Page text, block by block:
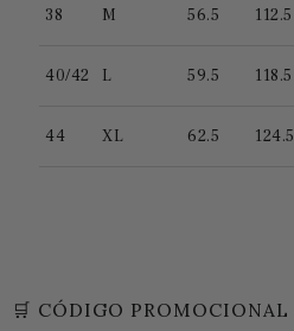
38 M 56.5 112.5
40/42 L 59.5 118.5
44 XL 62.5 124.5
🛒 CÓDIGO PROMOCIONAL